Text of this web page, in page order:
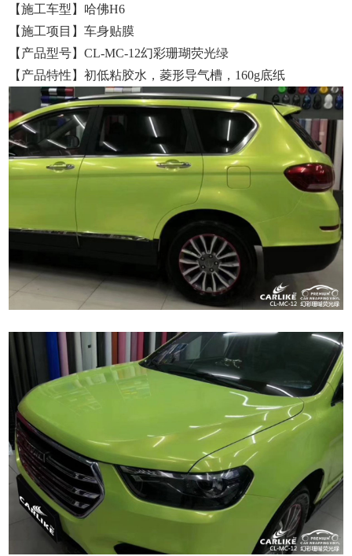
【施工车型】哈佛H6
【施工项目】车身贴膜
【产品型号】CL-MC-12幻彩珊瑚荧光绿
【产品特性】初低粘胶水，菱形导气槽，160g底纸